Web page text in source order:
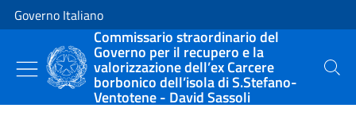
Vai al contenuto
Vai alla navigazione del sito
Governo Italiano
Commissario straordinario del
Governo per il recupero e la
valorizzazione dell’ex Carcere
borbonico dell’isola di S.Stefano-
Ventotene - David Sassoli
Cerca